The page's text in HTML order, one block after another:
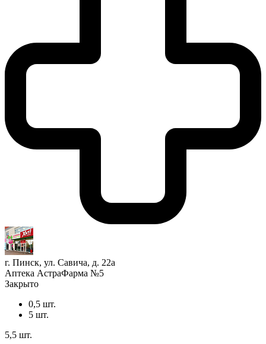
г. Пинск, ул. Савича, д. 22а
Аптека АстраФарма №5
Закрыто
0,5 шт.
5 шт.
5,5 шт.